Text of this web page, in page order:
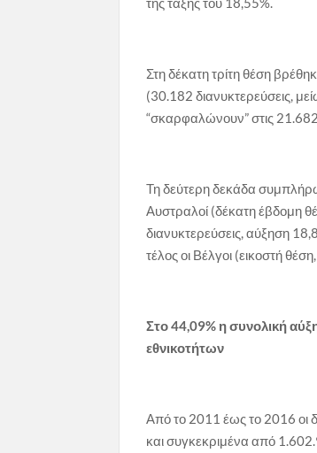
Στη δέκατη τρίτη θέση
(30.182 διανυκτερεύσεις,
“σκαρφαλώνουν” στις
Τη δεύτερη δεκάδα
Αυστραλοί (δέκατη έβδομη
διανυκτερεύσεις, αύξηση
τέλος οι Βέλγοι (εικοστή
Στο 44,09% η συνολική
εθνικοτήτων
Από το 2011 έως το 2016 οι
και συγκεκριμένα από